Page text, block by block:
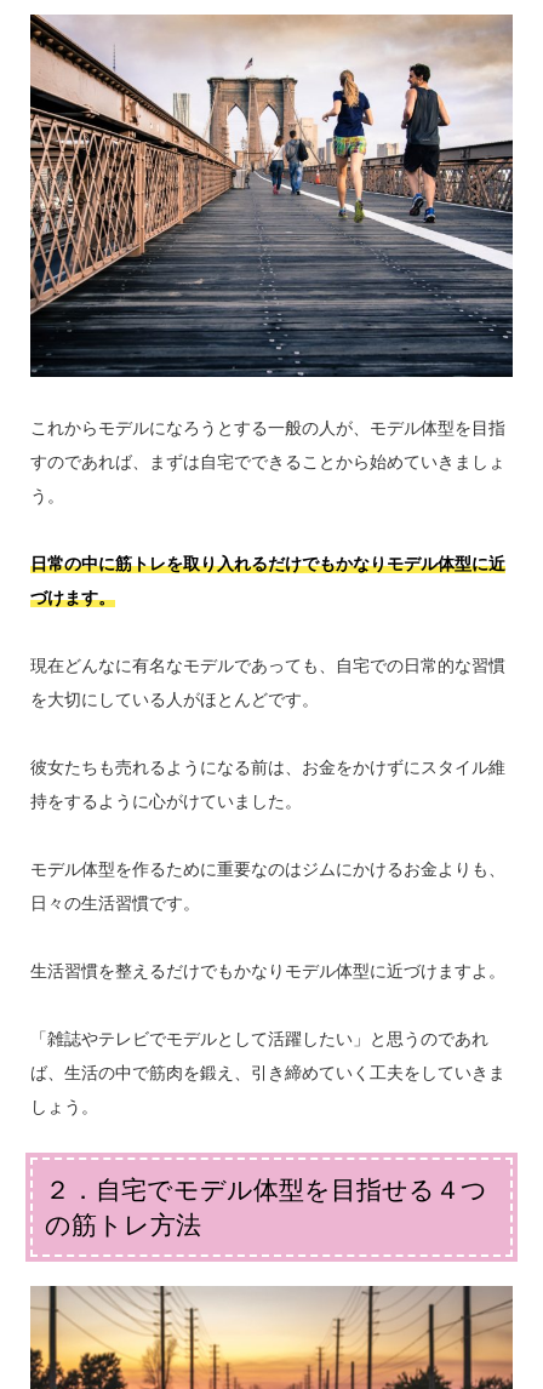
これからモデルになろうとする一般の人が、モデル体型を目指
すのであれば、まずは自宅でできることから始めていきましょ
う。
日常の中に筋トレを取り入れるだけでもかなりモデル体型に近
づけます。
現在どんなに有名なモデルであっても、自宅での日常的な習慣
を大切にしている人がほとんどです。
彼女たちも売れるようになる前は、お金をかけずにスタイル維
持をするように心がけていました。
モデル体型を作るために重要なのはジムにかけるお金よりも、
日々の生活習慣です。
生活習慣を整えるだけでもかなりモデル体型に近づけますよ。
「雑誌やテレビでモデルとして活躍したい」と思うのであれ
ば、生活の中で筋肉を鍛え、引き締めていく工夫をしていきま
しょう。
２．自宅でモデル体型を目指せる４つ
の筋トレ方法